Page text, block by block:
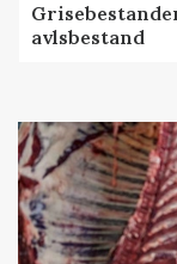
avlsbestand